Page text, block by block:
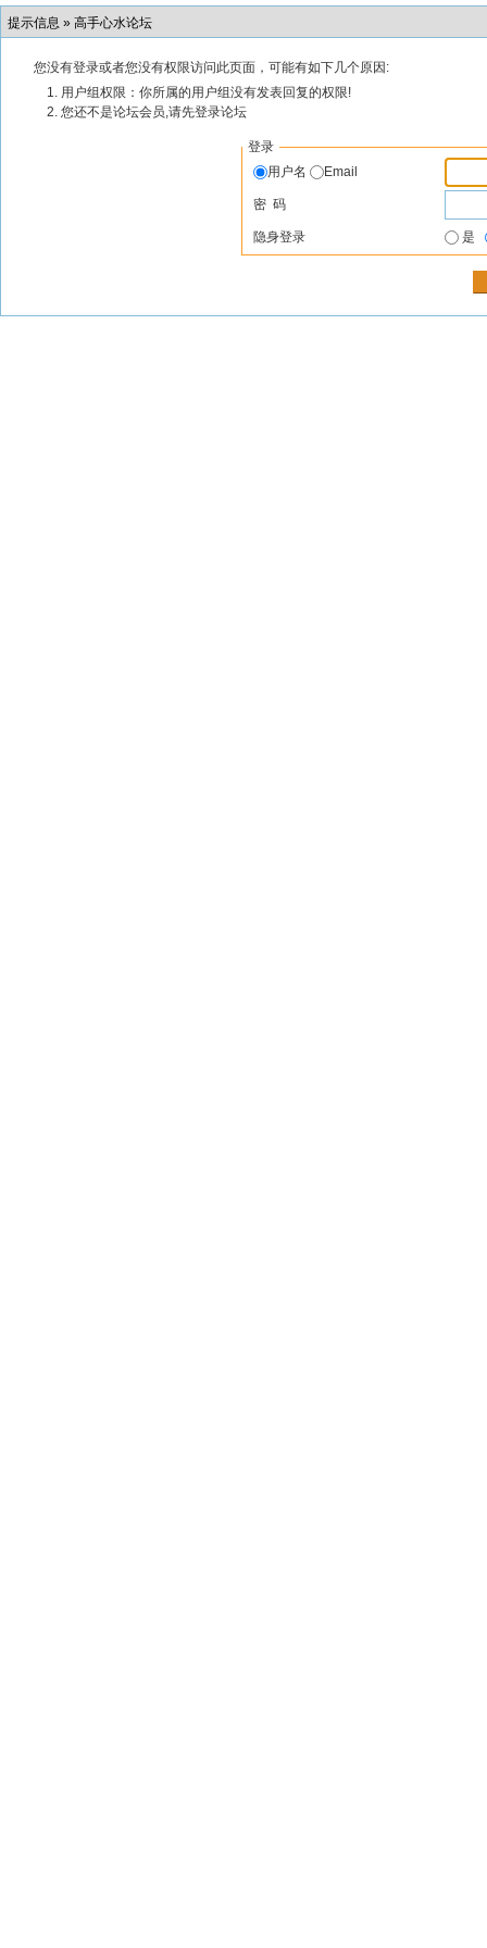
提示信息 » 高手心水论坛
您没有登录或者您没有权限访问此页面，可能有如下几个原因:
用户组权限：你所属的用户组没有发表回复的权限!
您还不是论坛会员,请先登录论坛
登录
用户名
Email
密 码
隐身登录 是